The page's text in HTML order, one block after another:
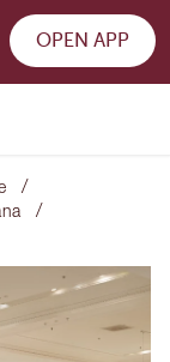
OPEN APP
/
/